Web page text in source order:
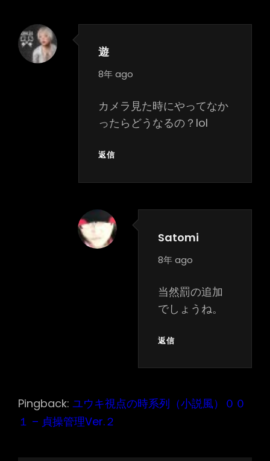
遊
says:
8年 ago
カメラ見た時にやってなか
ったらどうなるの？lol
返信
Satomi
says:
8年 ago
当然罰の追加
でしょうね。
返信
Pingback: ユウキ視点の時系列（小説風）００
１ – 貞操管理Ver.２